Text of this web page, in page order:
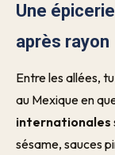
Une
après rayon
Entre les allées,
au Mexique en
internationales
sésame, sauces